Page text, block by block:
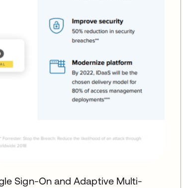
Sign-On and Adaptive Multi-